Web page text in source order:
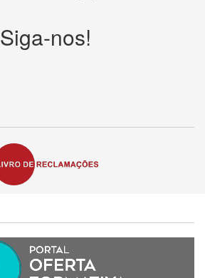
Siga-nos!